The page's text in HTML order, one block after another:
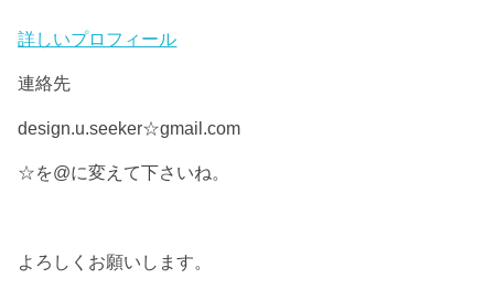
詳しいプロフィール
連絡先
design.u.seeker☆gmail.com
☆を@に変えて下さいね。
よろしくお願いします。